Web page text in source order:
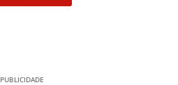
PUBLICIDADE